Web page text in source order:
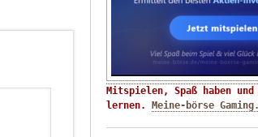
Mitspielen, Spaß haben
lernen.
Meine-börse Gaming.